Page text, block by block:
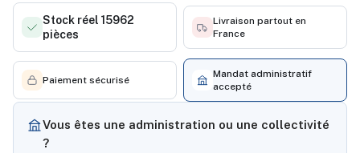
Stock réel 15962
pièces
Livraison partout en
France
Paiement sécurisé
Mandat administratif
accepté
Vous êtes une administration ou une collectivité
?